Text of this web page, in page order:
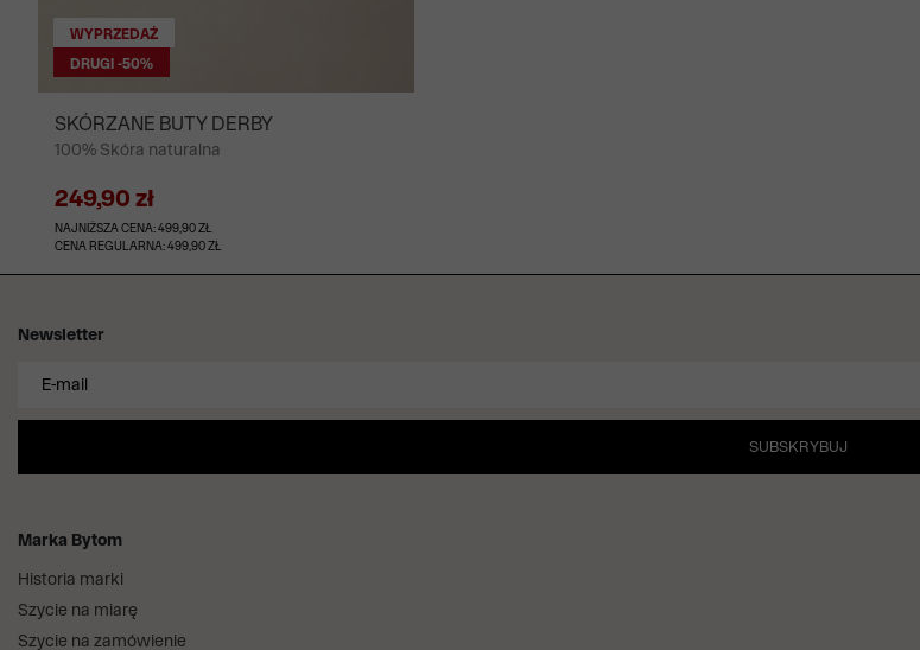
WYPRZEDAŻ
DRUGI -50%
SKÓRZANE BUTY DERBY
100% Skóra naturalna
249,90 zł
NAJNIŻSZA CENA: 499,90 ZŁ
CENA REGULARNA: 499,90 ZŁ
Marka Bytom
Historia marki
Szycie na miarę
Szycie na zamówienie
Newsletter